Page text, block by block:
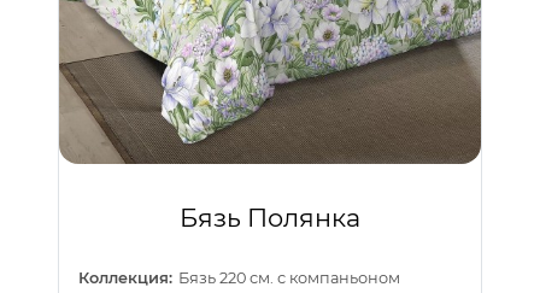
Бязь Полянка
Коллекция: Бязь 220 см. с компаньоном